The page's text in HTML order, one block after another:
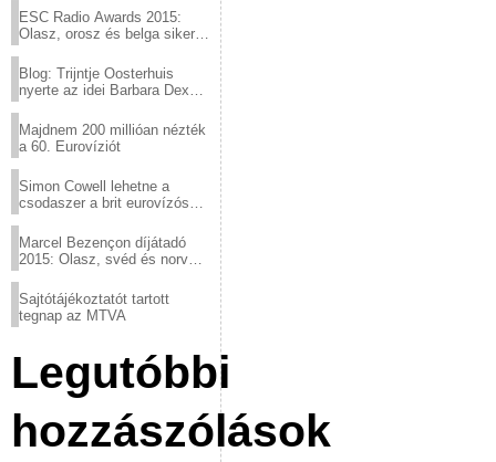
ESC Radio Awards 2015:
Olasz, orosz és belga siker,
Blog: Trijntje Oosterhuis
nyerte az idei Barbara Dex
Majdnem 200 millióan nézték
a 60. Eurovíziót
Simon Cowell lehetne a
csodaszer a brit eurovízós
Marcel Bezençon díjátadó
2015: Olasz, svéd és norvég
Sajtótájékoztatót tartott
tegnap az MTVA
Legutóbbi
hozzászólások